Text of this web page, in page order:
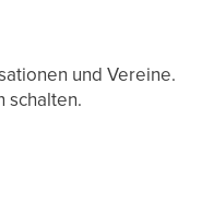
und Vereine.
schalten.